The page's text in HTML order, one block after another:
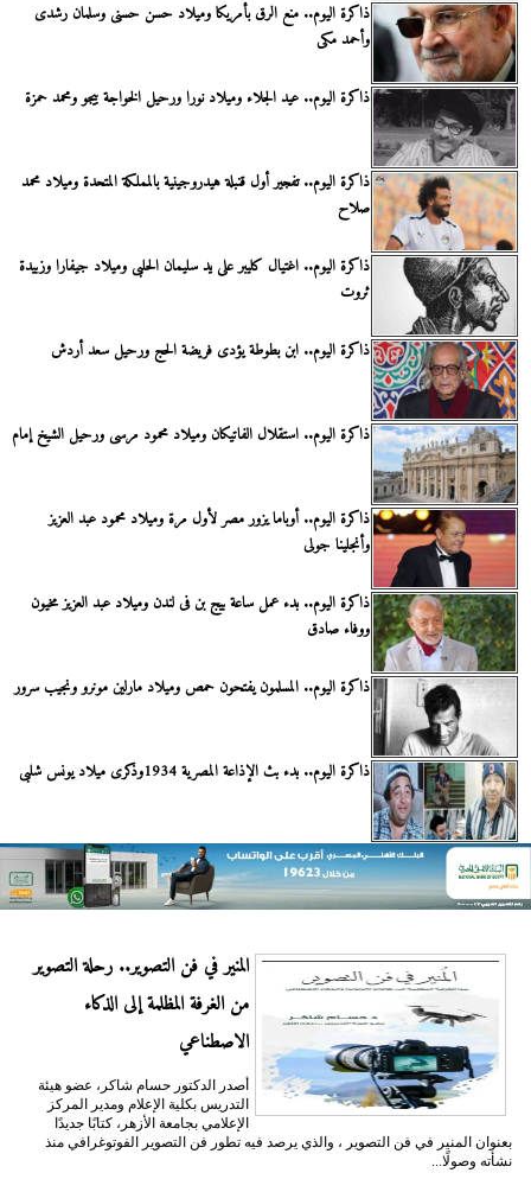
ذاكرة اليوم.. منع الرق بأمريكا وميلاد حسن حسنى وسلمان رشدى
وأحمد مكى
ذاكرة اليوم.. عيد الجلاء وميلاد نورا ورحيل الخواجة بيجو ومحمد حمزة
ذاكرة اليوم.. تفجير أول قنبلة هيدروجينية بالمملكة المتحدة وميلاد محمد
صلاح
ذاكرة اليوم.. اغتيال كليبر على يد سليمان الحلبى وميلاد جيفارا وزبيدة
ثروت
ذاكرة اليوم.. ابن بطوطة يؤدى فريضة الحج ورحيل سعد أردش
ذاكرة اليوم.. استقلال الفاتيكان وميلاد محمود مرسى ورحيل الشيخ إمام
ذاكرة اليوم.. أوباما يزور مصر لأول مرة وميلاد محمود عبد العزيز
وأنجلينا جولى
ذاكرة اليوم.. بدء عمل ساعة بيج بن فى لندن وميلاد عبد العزيز مخيون
ووفاء صادق
ذاكرة اليوم.. المسلمون يفتحون حمص وميلاد مارلين مونرو ونجيب سرور
ذاكرة اليوم.. بدء بث الإذاعة المصرية 1934وذكرى ميلاد يونس شلبى
المنير في فن التصوير.. رحلة التصوير
من الغرفة المظلمة إلى الذكاء
الاصطناعي
أصدر الدكتور حسام شاكر، عضو هيئة
التدريس بكلية الإعلام ومدير المركز
الإعلامي بجامعة الأزهر، كتابًا جديدًا
بعنوان المنير في فن التصوير ، والذي يرصد فيه تطور فن التصوير الفوتوغرافي منذ
نشأته وصولًا...